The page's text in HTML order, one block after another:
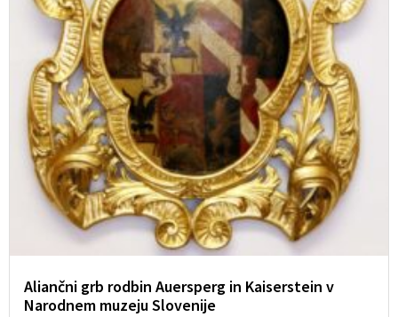
Aliančni grb rodbin Auersperg in Kaiserstein v
Narodnem muzeju Slovenije